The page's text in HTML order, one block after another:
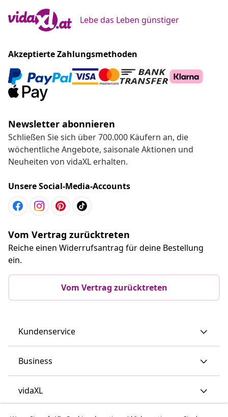
Lebe das Leben günstiger
Akzeptierte Zahlungsmethoden
Newsletter abonnieren
Schließen Sie sich über 700.000 Käufern an, die
wöchentliche Angebote, saisonale Aktionen und
Neuheiten von vidaXL erhalten.
Unsere Social-Media-Accounts
Vom Vertrag zurücktreten
Reiche einen Widerrufsantrag für deine Bestellung
ein.
Vom Vertrag zurücktreten
Kundenservice
Business
vidaXL